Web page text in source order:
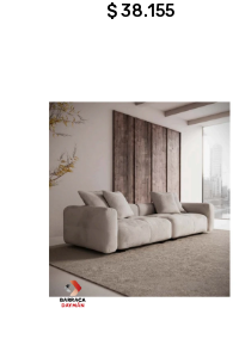
$ 38.155